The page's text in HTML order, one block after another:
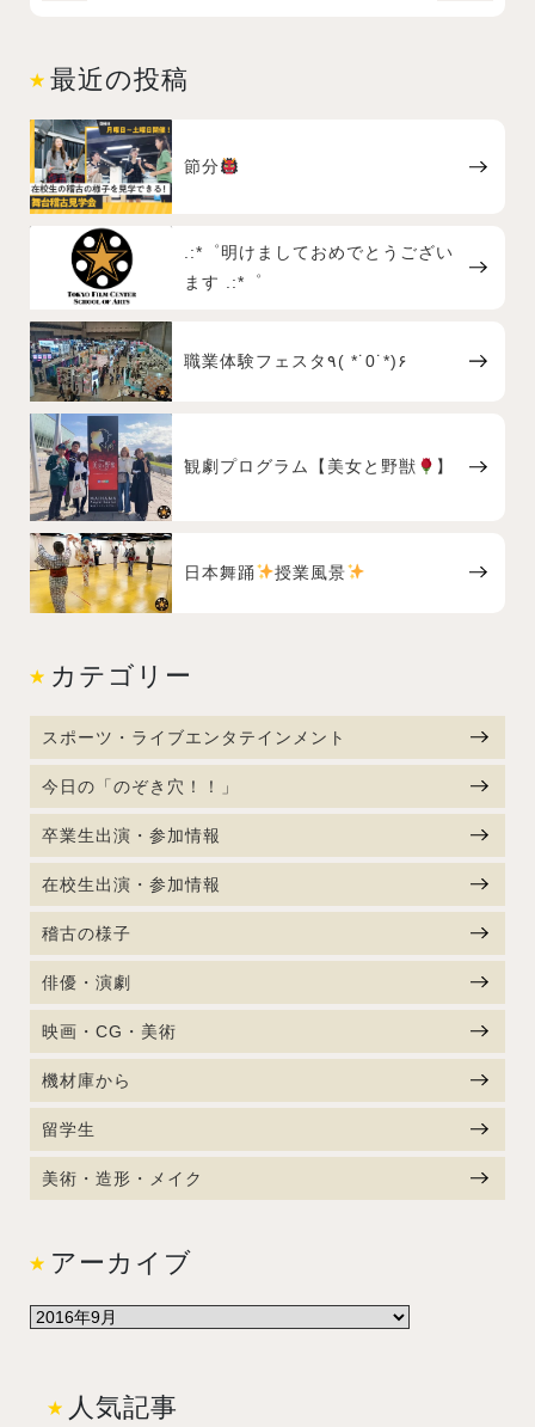
最近の投稿
節分
.:*゜明けましておめでとうござい
ます .:*゜
職業体験フェスタ٩( *˙0˙*)۶
観劇プログラム【美女と野獣 】
日本舞踊 授業風景
カテゴリー
スポーツ・ライブエンタテインメント
今日の「のぞき穴！！」
卒業生出演・参加情報
在校生出演・参加情報
稽古の様子
俳優・演劇
映画・CG・美術
機材庫から
留学生
美術・造形・メイク
アーカイブ
人気記事